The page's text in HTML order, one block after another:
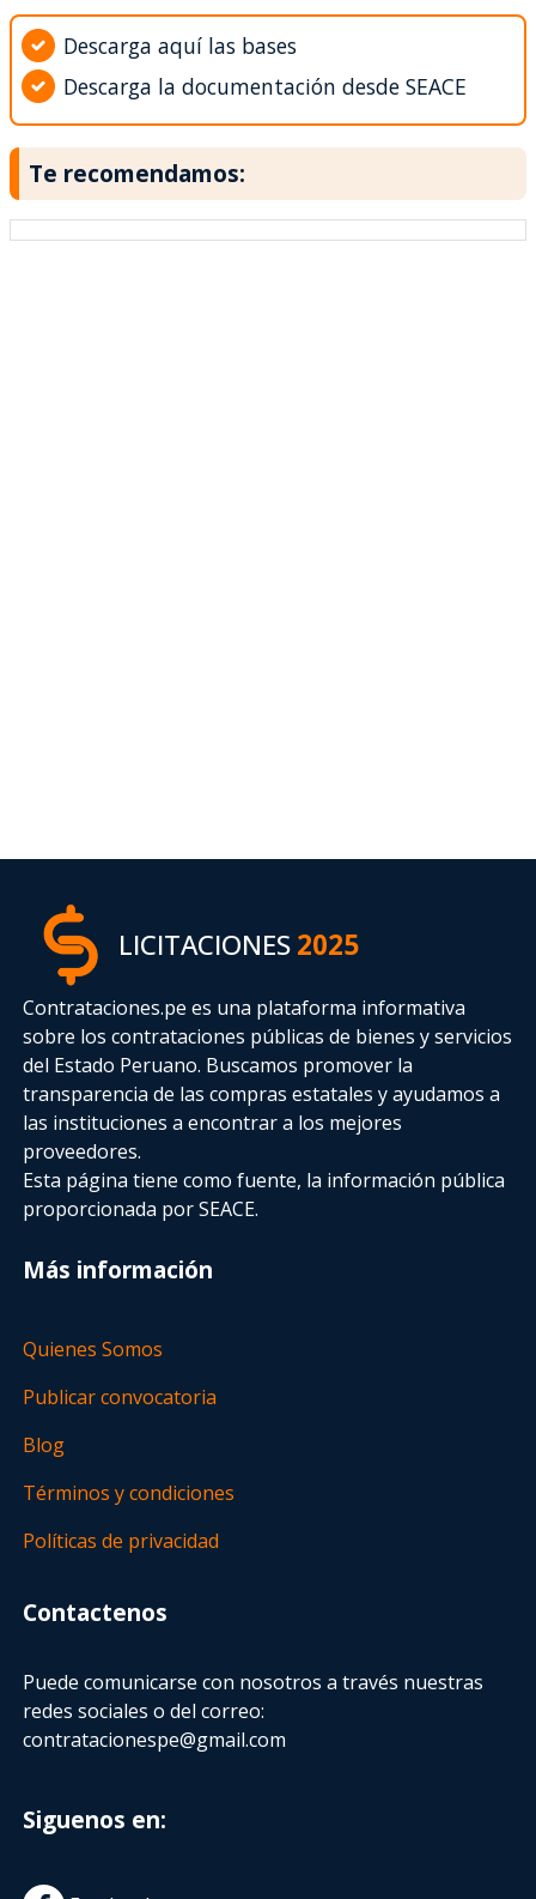
Descarga aquí las bases
Descarga la documentación desde SEACE
Te recomendamos:
LICITACIONES2025
Contrataciones.pe es una plataforma informativa
sobre los contrataciones públicas de bienes y servicios
del Estado Peruano. Buscamos promover la
transparencia de las compras estatalesy ayudamos a
las instituciones a encontrar a los mejores
proveedores.
Esta página tiene como fuente, la información pública
proporcionada por SEACE.
Más información
Quienes Somos
Publicar convocatoria
Blog
Términos y condiciones
Políticas de privacidad
Contactenos
Puede comunicarse con nosotros a través nuestras
redes sociales o del correo:
contratacionespe@gmail.com
Siguenos en: